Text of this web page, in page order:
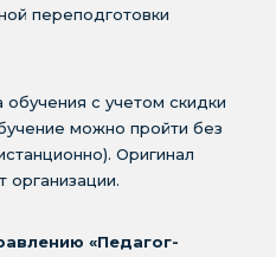
переподготовки
обучения с учетом скидки
можно пройти без
Оригинал
организации.
«Педагог-